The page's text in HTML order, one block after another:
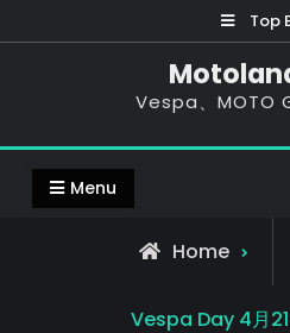
to
Top
Vespa、MOTO
Menu
Home
Vespa Day 4月